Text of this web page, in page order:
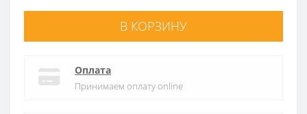
В КОРЗИНУ
Оплата
Принимаем оплату online